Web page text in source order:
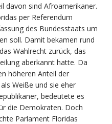
davon sind Afroamerikaner.
per Referendum
des Bundesstaats um
soll. Damit bekamen rund
Wahlrecht zurück, das
aberkannt hatte. Da
höheren Anteil der
Weiße und sie eher
bedeutete es
die Demokraten. Doch
Parlament Floridas